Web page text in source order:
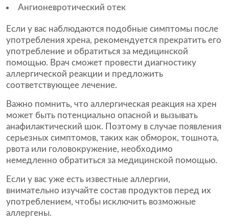
Ангионевротический отек
Если у вас наблюдаются подобные симптомы после
употребления хрена, рекомендуется прекратить его
употребление и обратиться за медицинской
помощью. Врач сможет провести диагностику
аллергической реакции и предложить
соответствующее лечение.
Важно помнить, что аллергическая реакция на хрен
может быть потенциально опасной и вызывать
анафилактический шок. Поэтому в случае появления
серьезных симптомов, таких как обморок, тошнота,
рвота или головокружение, необходимо
немедленно обратиться за медицинской помощью.
Если у вас уже есть известные аллергии,
внимательно изучайте состав продуктов перед их
употреблением, чтобы исключить возможные
аллергены.